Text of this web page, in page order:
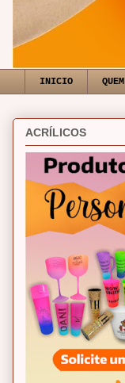
INICIO
ACRÍLICOS